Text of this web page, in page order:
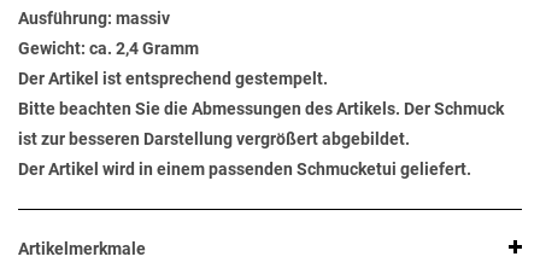
Ausführung: massiv
Gewicht: ca. 2,4 Gramm
Der Artikel ist entsprechend gestempelt.
Bitte beachten Sie die Abmessungen des Artikels. Der Schmuck
ist zur besseren Darstellung vergrößert abgebildet.
Der Artikel wird in einem passenden Schmucketui geliefert.
Artikelmerkmale